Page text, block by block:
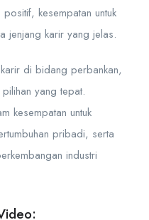
kesempatan untuk
jenjang karir yang jelas.
di bidang perbankan,
yang tepat.
kesempatan untuk
pribadi, serta
industri